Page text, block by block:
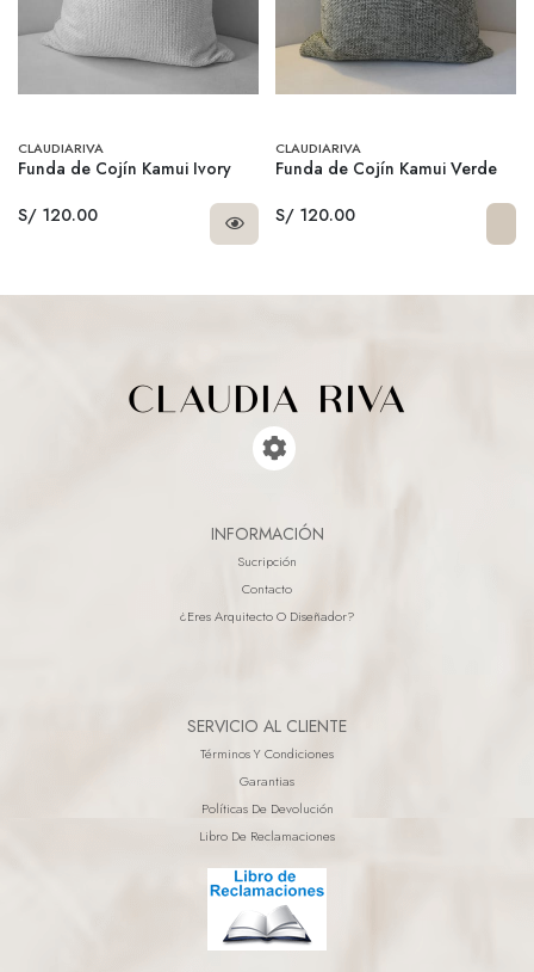
CLAUDIARIVA
Funda de Cojín Kamui Ivory
S/ 120.00
CLAUDIARIVA
Funda de Cojín Kamui Verde
S/ 120.00
INFORMACIÓN
Sucripción
Contacto
¿eres Arquitecto O Diseñador?
SERVICIO AL CLIENTE
Términos Y Condiciones
Garantias
Políticas De Devolución
Libro De Reclamaciones